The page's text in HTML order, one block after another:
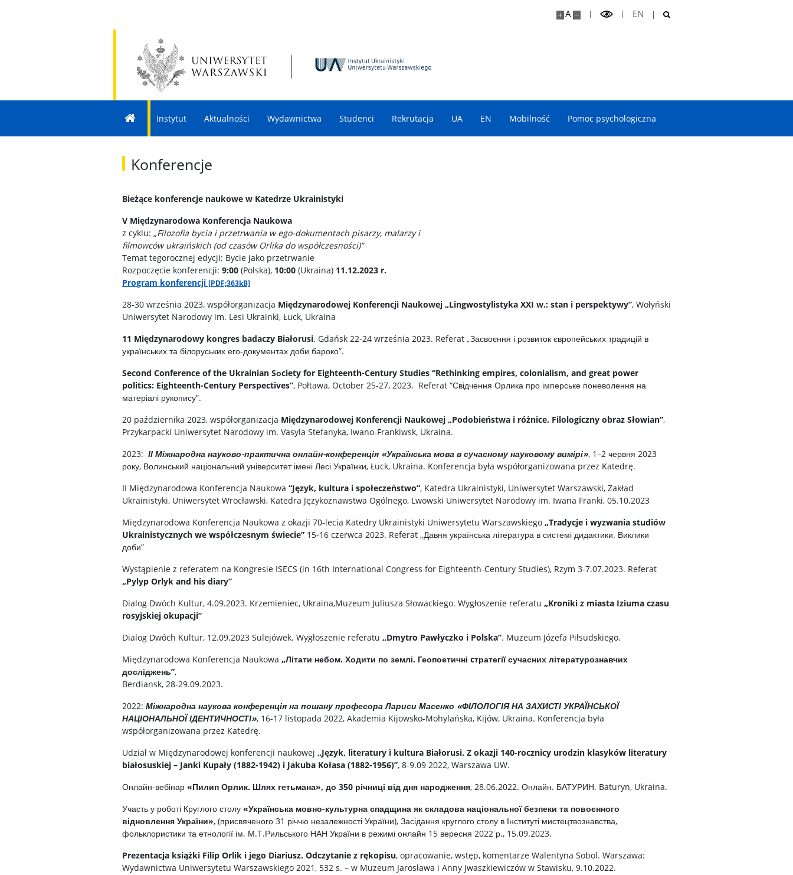
A EN
Instytut Aktualności Wydawnictwa Studenci Rekrutacja UA EN Mobilność Pomoc psychologiczna
Konferencje
Bieżące konferencje naukowe w Katedrze Ukrainistyki
V Międzynarodowa Konferencja Naukowa
z cyklu: „Filozofia bycia i przetrwania w ego-dokumentach pisarzy, malarzy i
filmowców ukraińskich (od czasów Orlika do współczesności)”
Temat tegorocznej edycji: Bycie jako przetrwanie
Rozpoczęcie konferencji: 9:00 (Polska), 10:00 (Ukraina) 11.12.2023 r.
Program konferencji [PDF;363kB]
28-30 września 2023, współorganizacja Międzynarodowej Konferencji Naukowej „Lingwostylistyka XXI w.: stan i perspektywy”, Wołyński
Uniwersytet Narodowy im. Lesi Ukrainki, Łuck, Ukraina
11 Międzynarodowy kongres badaczy Białorusi. Gdańsk 22-24 września 2023. Referat „Засвоєння і розвиток європейських традицій в
українських та білоруських его-документах доби бароко”.
Second Conference of the Ukrainian Sоciety for Eighteenth-Century Studies “Rethinking empires, colonialism, and great power
politics: Eighteenth-Century Perspectives”, Połtawa, October 25-27, 2023. Referat “Свідчення Орлика про імперське поневолення на
матеріалі рукопису”.
20 października 2023, współorganizacja Międzynarodowej Konferencji Naukowej „Podobieństwa i różnice. Filologiczny obraz Słowian”,
Przykarpacki Uniwersytet Narodowy im. Vasyla Stefanyka, Iwano-Frankiwsk, Ukraina.
2023: ІІ Міжнародна науково-практична онлайн-конференція «Українська мова в сучасному науковому вимірі», 1–2 червня 2023
року, Волинський національний університет імені Лесі Українки, Łuck, Ukraina. Konferencja była współorganizowana przez Katedrę.
II Międzynarodowa Konferencja Naukowa “Język, kultura i społeczeństwo”, Katedra Ukrainistyki, Uniwersytet Warszawski, Zakład
Ukrainistyki, Uniwersytet Wrocławski, Katedra Językoznawstwa Ogólnego, Lwowski Uniwersytet Narodowy im. Iwana Franki, 05.10.2023
Międzynarodowa Konferencja Naukowa z okazji 70-lecia Katedry Ukrainistyki Uniwersytetu Warszawskiego „Tradycje i wyzwania studiów
Ukrainistycznych we współczesnym świecie” 15-16 czerwca 2023. Referat „Давня українська література в системі дидактики. Виклики
доби”
Wystąpienie z referatem na Kongresie ISECS (in 16th International Congress for Eighteenth-Century Studies), Rzym 3-7.07.2023. Referat
„Pylyp Orlyk and his diary”
Dialog Dwóch Kultur, 4.09.2023. Krzemieniec, Ukraina,Muzeum Juliusza Słowackiego. Wygłoszenie referatu „Kroniki z miasta Iziuma czasu
rosyjskiej okupacji”
Dialog Dwóch Kultur, 12.09.2023 Sulejówek. Wygłoszenie referatu „Dmytro Pawłyczko i Polska”. Muzeum Józefa Piłsudskiego.
Międzynarodowa Konferencja Naukowa „Літати небом. Ходити по землі. Геопоетичні cтратегії сучасних літературознавчих
досліджень”,
Berdiansk, 28-29.09.2023.
2022: Міжнародна наукова конференція на пошану професора Лариси Масенко «ФІЛОЛОГІЯ НА ЗАХИСТІ УКРАЇНСЬКОЇ
НАЦІОНАЛЬНОЇ ІДЕНТИЧНОСТІ», 16-17 listopada 2022, Akademia Kijowsko-Mohylańska, Kijów, Ukraina. Konferencja była
współorganizowana przez Katedrę.
Udział w Międzynarodowej konferencji naukowej „Język, literatury i kultura Białorusi. Z okazji 140-rocznicy urodzin klasyków literatury
białosuskiej – Janki Kupały (1882-1942) i Jakuba Kołasa (1882-1956)”, 8-9.09 2022, Warszawa UW.
Онлайн-вебінар «Пилип Орлик. Шлях гетьмана», до 350 річниці від дня народження, 28.06.2022. Онлайн. БАТУРИН. Baturyn, Ukraina.
Участь у роботі Круглого столу «Українська мовно-культурна спадщина як складова національної безпеки та повоєнного
відновлення України», (присвяченого 31 річчю незалежності України), Засідання круглого столу в Інституті мистецтвознавства,
фольклористики та етнології ім. М.Т.Рильського НАН України в режимі онлайн 15 вересня 2022 р., 15.09.2023.
Prezentacja książki Filip Orlik i jego Diariusz. Odczytanie z rękopisu, opracowanie, wstęp, komentarze Walentyna Sobol. Warszawa:
Wydawnictwa Uniwersytetu Warszawskiego 2021, 532 s. – w Muzeum Jarosława i Anny Jwaszkiewiczów w Stawisku, 9.10.2022.